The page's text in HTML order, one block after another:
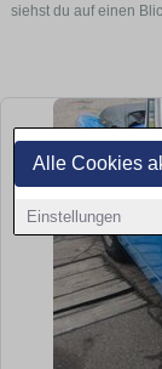
Alle Cookies
Einstellungen
siehst du auf einen